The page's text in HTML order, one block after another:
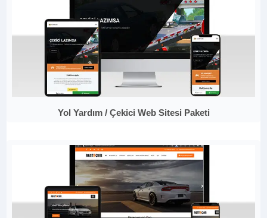
Yol Yardım / Çekici Web Sitesi Paketi